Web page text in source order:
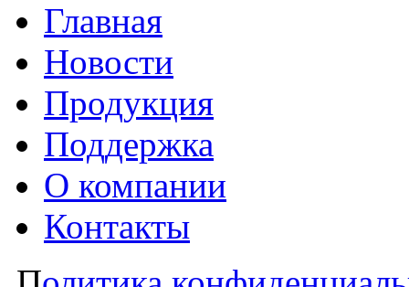
Главная
Новости
Продукция
Поддержка
О компании
Контакты